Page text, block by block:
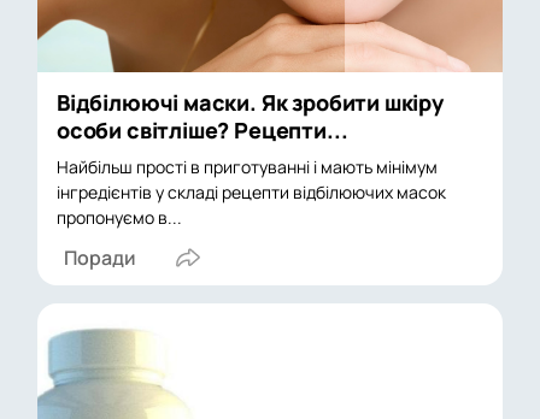
Відбілюючі маски. Як зробити шкіру
особи світліше? Рецепти...
Найбільш прості в приготуванні і мають мінімум
інгредієнтів у складі рецепти відбілюючих масок
пропонуємо в...
Поради